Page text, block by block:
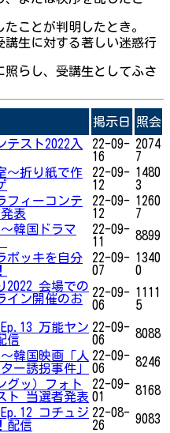
ことが判明したとき。
講生に対する著しい迷惑行
照らし、受講生としてふさ
掲示日 照会
テスト2022入
22-09-
16
2074
7
〜折り紙で作
22-09-
12
1480
3
フィーコンテ
表
22-09-
12
1260
7
韓国ドラマ
22-09-
11
8899
ポッキを自分
22-09-
07
1340
0
2022 会場での
イン開催のお
22-09-
06
1111
5
万能ヤン
信
22-09-
06
8088
韓国映画「人
ー誘拐事件」
22-09-
06
8246
グッ）フォト
ト 当選者発表
22-09-
01
8168
コチュジ
配信
22-08-
26
9083